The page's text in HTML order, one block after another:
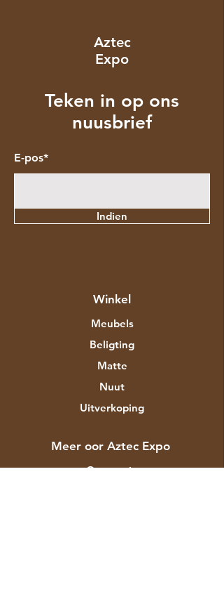
Aztec
Expo
Teken in op ons
nuusbrief
E-pos*
Indien
Winkel
Meubels
Beligting
Matte
Nuut
Uitverkoping
Meer oor Aztec Expo
Ons storie